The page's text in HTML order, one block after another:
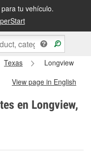
tu vehículo.
Texas
Longview
View page in English
en Longview,